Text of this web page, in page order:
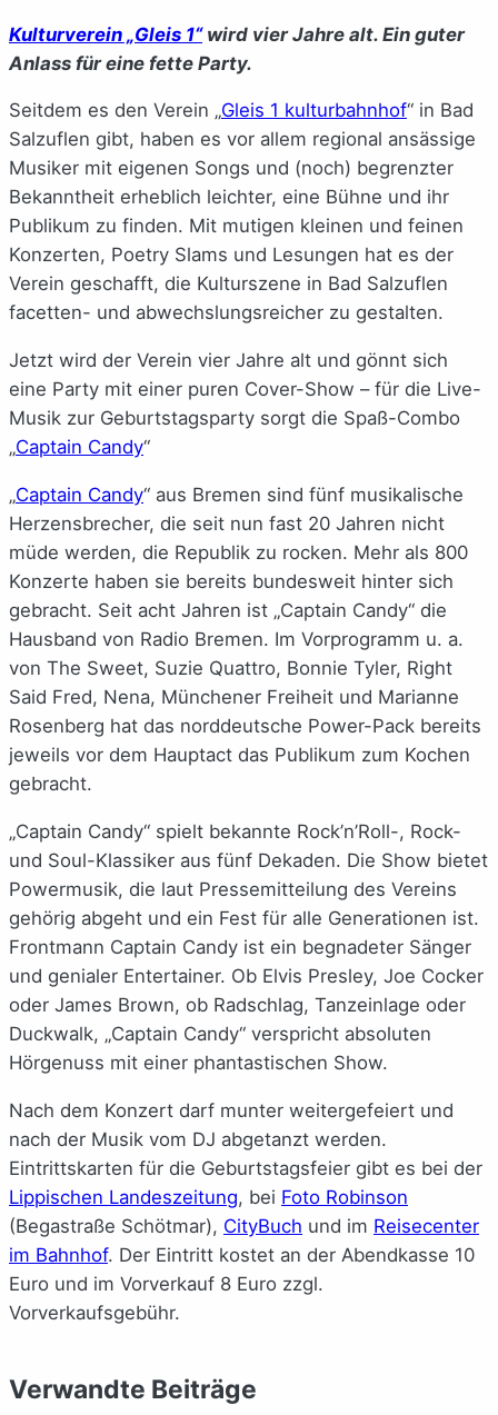
Kulturverein „Gleis 1“wird vier Jahre alt. Ein guter
Anlass für eine fette Party.
Seitdem es den Verein „Gleis 1 kulturbahnhof“ in Bad
Salzuflen gibt, haben es vor allem regional ansässige
Musiker mit eigenen Songs und (noch) begrenzter
Bekanntheit erheblich leichter, eine Bühne und ihr
Publikum zu finden. Mit mutigen kleinen und feinen
Konzerten, Poetry Slams und Lesungen hat es der
Verein geschafft, die Kulturszene in Bad Salzuflen
facetten- und abwechslungsreicher zu gestalten.
Jetzt wird der Verein vier Jahre alt und gönnt sich
eine Party mit einer puren Cover-Show – für die Live-
Musik zur Geburtstagsparty sorgt die Spaß-Combo
„Captain Candy“
„Captain Candy“ aus Bremen sind fünf musikalische
Herzensbrecher, die seit nun fast 20 Jahren nicht
müde werden, die Republik zu rocken. Mehr als 800
Konzerte haben sie bereits bundesweit hinter sich
gebracht. Seit acht Jahren ist „Captain Candy“ die
Hausband von Radio Bremen. Im Vorprogramm u. a.
von The Sweet, Suzie Quattro, Bonnie Tyler, Right
Said Fred, Nena, Münchener Freiheit und Marianne
Rosenberg hat das norddeutsche Power-Pack bereits
jeweils vor dem Hauptact das Publikum zum Kochen
gebracht.
„Captain Candy“ spielt bekannte Rock’n’Roll-, Rock-
und Soul-Klassiker aus fünf Dekaden. Die Show bietet
Powermusik, die laut Pressemitteilung des Vereins
gehörig abgeht und ein Fest für alle Generationen ist.
Frontmann Captain Candy ist ein begnadeter Sänger
und genialer Entertainer. Ob Elvis Presley, Joe Cocker
oder James Brown, ob Radschlag, Tanzeinlage oder
Duckwalk, „Captain Candy“ verspricht absoluten
Hörgenuss mit einer phantastischen Show.
Nach dem Konzert darf munter weitergefeiert und
nach der Musik vom DJ abgetanzt werden.
Eintrittskarten für die Geburtstagsfeier gibt es bei der
Lippischen Landeszeitung, bei Foto Robinson
(Begastraße Schötmar), CityBuch und im Reisecenter
im Bahnhof. Der Eintritt kostet an der Abendkasse 10
Euro und im Vorverkauf 8 Euro zzgl.
Vorverkaufsgebühr.
Verwandte Beiträge